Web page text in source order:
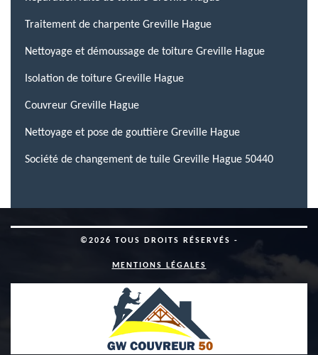
Traitement de charpente Greville Hague
Nettoyage et démoussage de toiture Greville Hague
Isolation de toiture Greville Hague
Couvreur Greville Hague
Nettoyage et pose de gouttière Greville Hague
Société de changement de tuile Greville Hague 50440
©2026 TOUS DROITS RÉSERVÉS -
MENTIONS LÉGALES